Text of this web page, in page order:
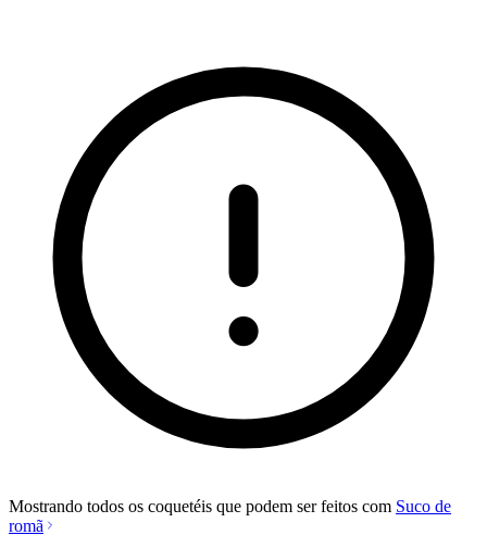
Mostrando todos os coquetéis que podem ser feitos com Suco de
romã